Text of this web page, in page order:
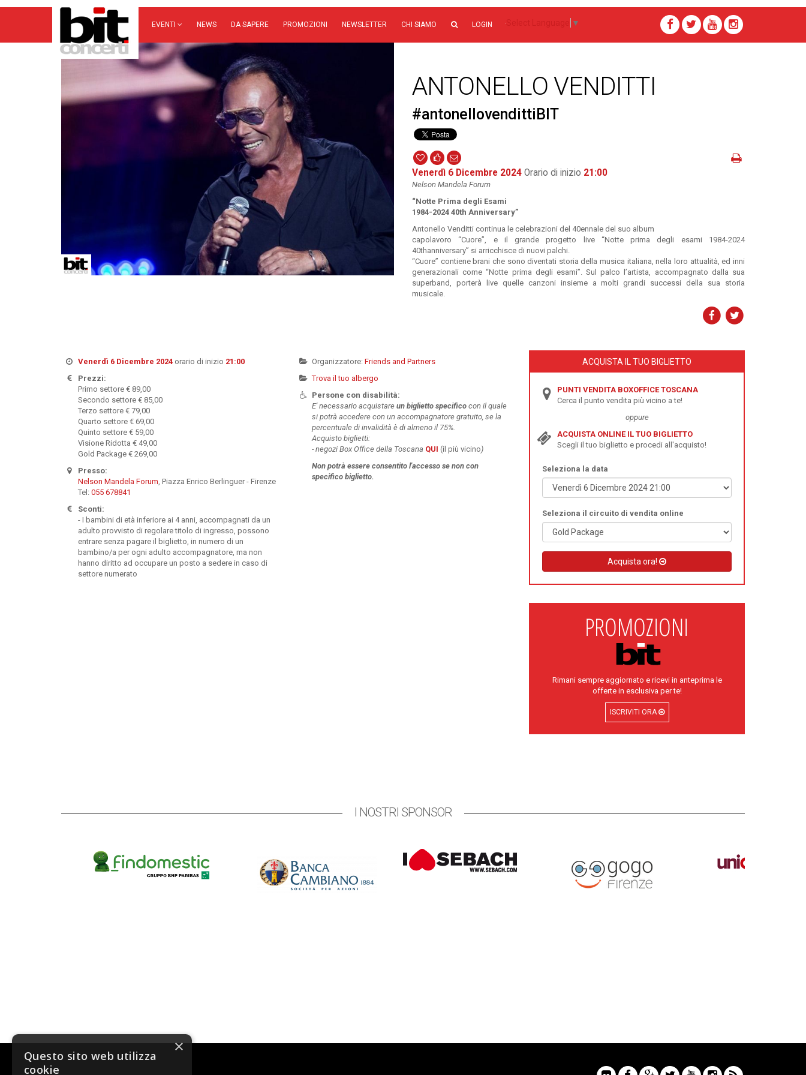
EVENTI NEWS DA SAPERE PROMOZIONI NEWSLETTER CHI SIAMO LOGIN ▼
ANTONELLO VENDITTI
#antonellovendittiBIT
Venerdì 6 Dicembre 2024 Orario di inizio 21:00
Nelson Mandela Forum
“Notte Prima degli Esami
1984-2024 40th Anniversary”
Antonello Venditti continua le celebrazioni del 40ennale del suo album
capolavoro “Cuore”, e il grande progetto live “Notte prima degli esami 1984-2024
40thanniversary” si arricchisce di nuovi palchi.
“Cuore” contiene brani che sono diventati storia della musica italiana, nella loro attualità, ed inni
generazionali come “Notte prima degli esami”. Sul palco l’artista, accompagnato dalla sua
superband, porterà live quelle canzoni insieme a molti grandi successi della sua storia
musicale.
Venerdì 6 Dicembre 2024orario di inizio 21:00
Prezzi:
Primo settore € 89,00
Secondo settore € 85,00
Terzo settore € 79,00
Quarto settore € 69,00
Quinto settore € 59,00
Visione Ridotta € 49,00
Gold Package € 269,00
Presso:
Nelson Mandela Forum , Piazza Enrico Berlinguer - Firenze
Tel: 055 678841
Sconti:
- I bambini di età inferiore ai 4 anni, accompagnati da un
adulto provvisto di regolare titolo di ingresso, possono
entrare senza pagare il biglietto, in numero di un
bambino/a per ogni adulto accompagnatore, ma non
hanno diritto ad occupare un posto a sedere in caso di
settore numerato
Organizzatore: Friends and Partners
Trova il tuo albergo
Persone con disabilità:
E' necessario acquistare un biglietto specificocon il quale
si potrà accedere con un accompagnatore gratuito, se la
percentuale di invalidità è di almeno il 75%.
Acquisto biglietti:
-negozi Box Office della Toscana QUI (il più vicino)
Non potrà essere consentito l'accesso se non con
specifico biglietto.
ACQUISTA IL TUO BIGLIETTO
PUNTI VENDITA BOXOFFICE TOSCANA
Cerca il punto vendita più vicino a te!
oppure
ACQUISTA ONLINE IL TUO BIGLIETTO
Scegli il tuo biglietto e procedi all'acquisto!
Seleziona la data
Seleziona il circuito di vendita online
Acquista ora!
Rimani sempre aggiornato e ricevi in anteprima le
offerte in esclusiva per te!
ISCRIVITI ORA
I NOSTRI SPONSOR
×
Questo sito web utilizza
cookie